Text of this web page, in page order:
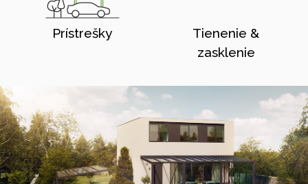
Prístrešky
Tienenie &
zasklenie